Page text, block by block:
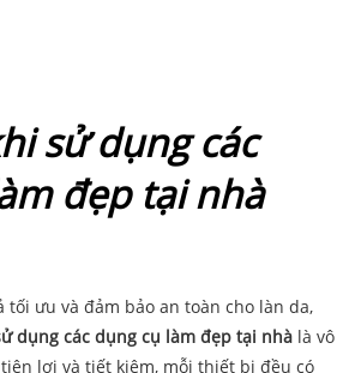
sử dụng các
đẹp tại nhà
ưu và đảm bảo an toàn cho làn da,
dụng các dụng cụ làm đẹp tại nhà là vô
lợi và tiết kiệm, mỗi thiết bị đều có